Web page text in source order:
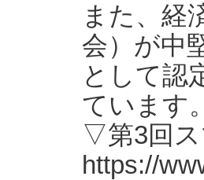
また、経
会）が中
として認
ています
▽第3回ス
https://